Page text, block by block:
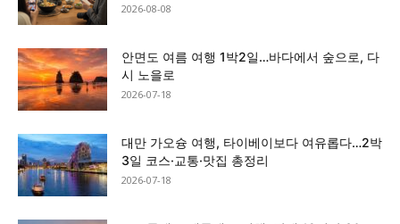
2026-08-08
안면도 여름 여행 1박2일…바다에서 숲으로, 다
시 노을로
2026-07-18
대만 가오슝 여행, 타이베이보다 여유롭다…2박
3일 코스·교통·맛집 총정리
2026-07-18